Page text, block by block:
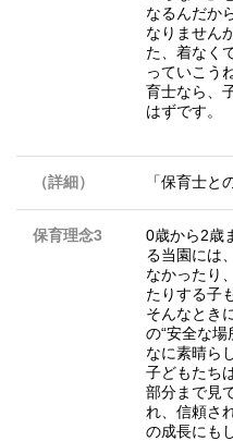
なるんだか
なりません
た、着なく
っていこう
育士なら、
はずです。
（詳細） 「保育士と
保育理念3
0歳から2歳
る当園には
なかったり
たりする子
そんなとき
の“安全な
なに素晴ら
子どもたち
部分まで見
れ、信頼さ
の成長にも